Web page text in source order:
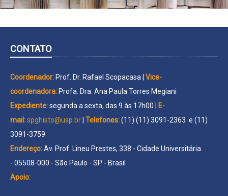
CONTATO
Coordenador: Prof. Dr. Rafael Scopacasa | Vice-
coordenadora: Profa. Dra. Ana Paula Torres Megiani
Expediente:segunda a sexta, das 9 às 17h00 |
E-
mail:spghisto@usp.br Telefones:(11) (11) 3091-2363 e (11)
3091-3759
Endereço:Av. Prof. Lineu Prestes, 338 - Cidade Universitária
- 05508-000 - São Paulo - SP - Brasil
Apoio: